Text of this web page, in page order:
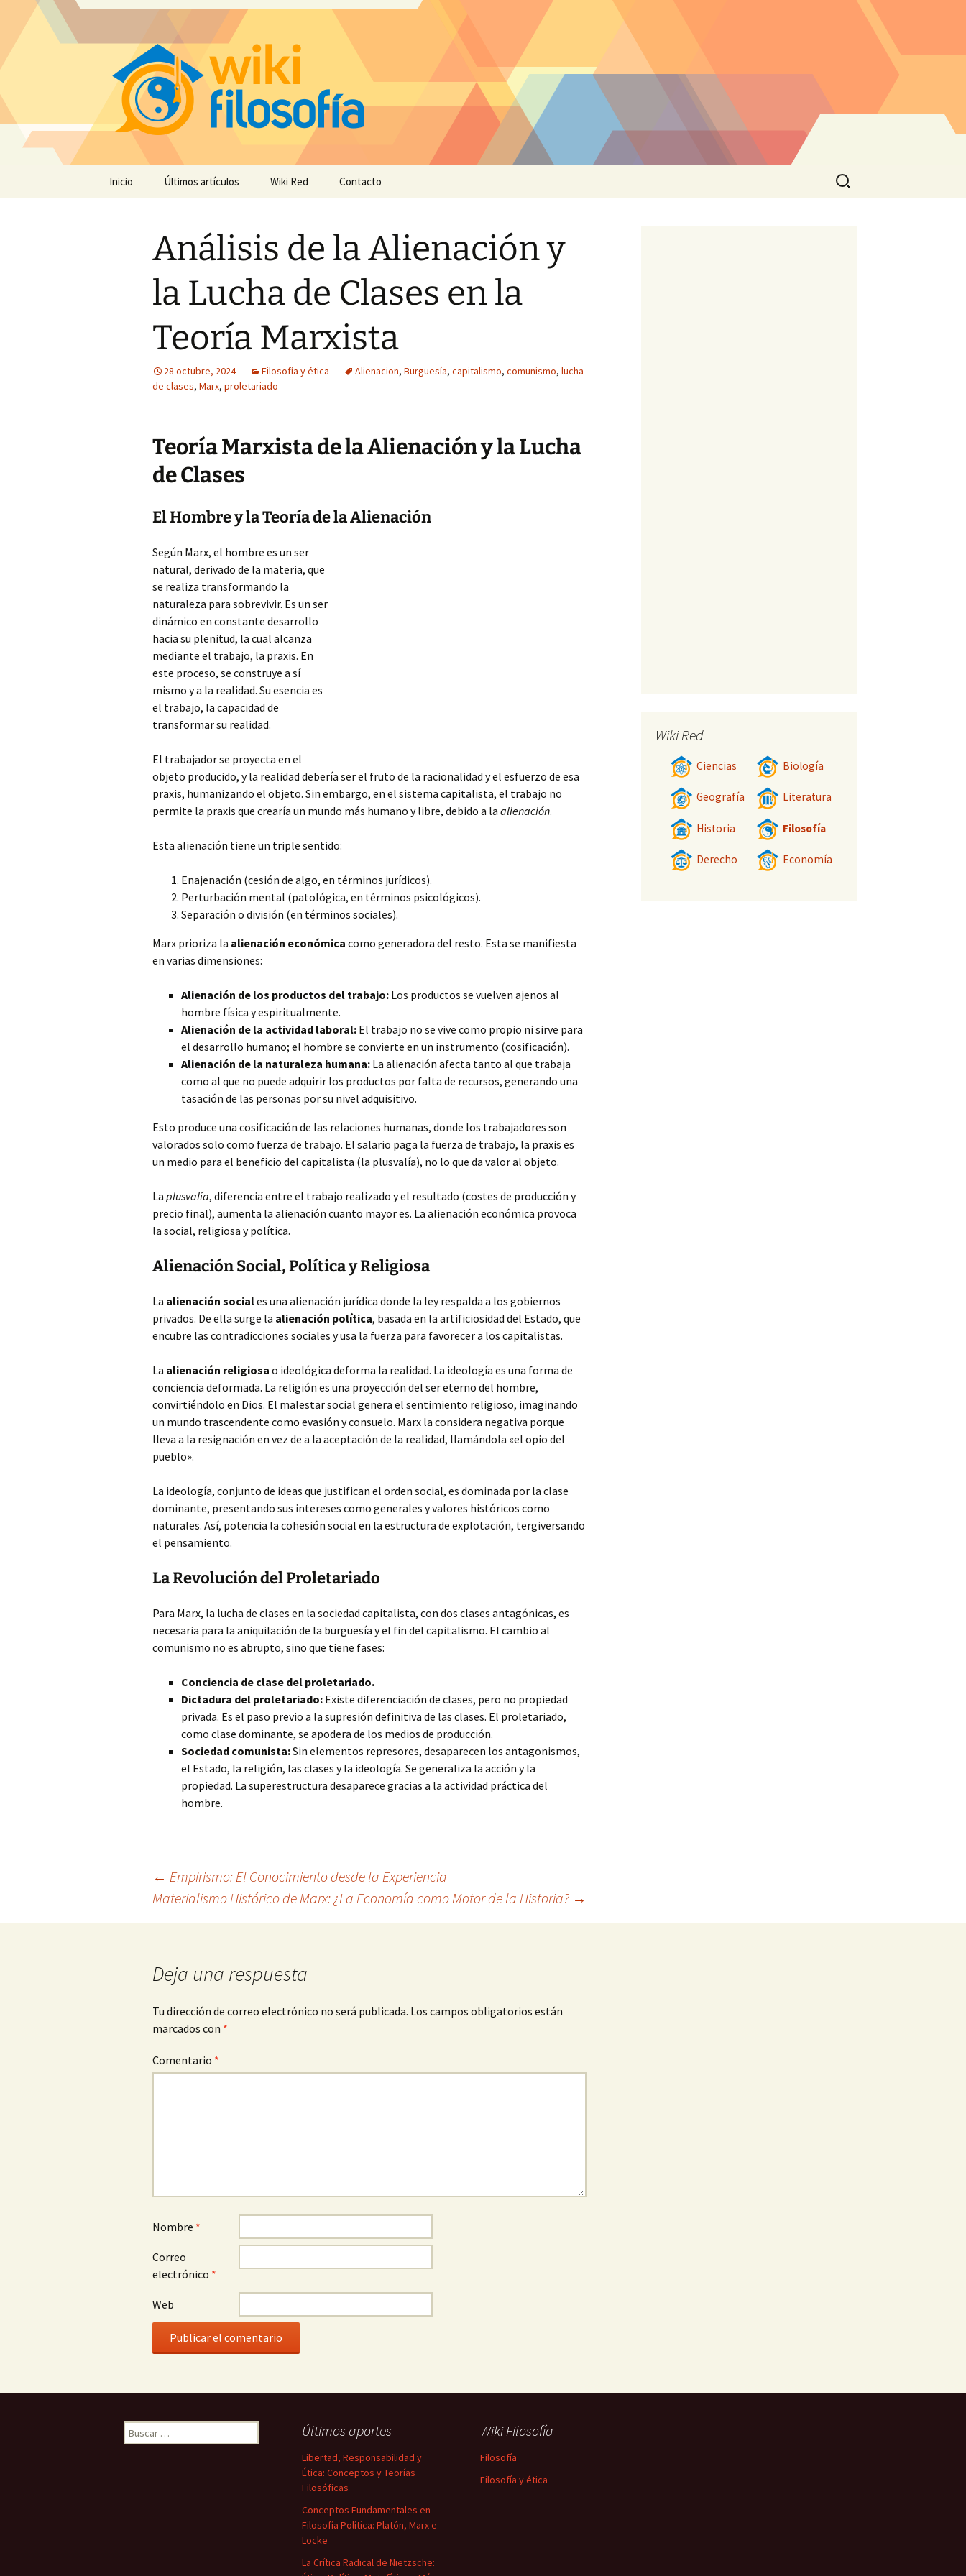
Inicio Últimos artículos Wiki Red Contacto
Buscar:
Análisis de la Alienación y
la Lucha de Clases en la
Teoría Marxista
28 octubre, 2024 Filosofía y ética Alienacion, Burguesía, capitalismo, comunismo, lucha
de clases, Marx, proletariado
Teoría Marxista de la Alienación y la Lucha
de Clases
El Hombre y la Teoría de la Alienación
Según Marx, el hombre es un ser
natural, derivado de la materia, que
se realiza transformando la
naturaleza para sobrevivir. Es un ser
dinámico en constante desarrollo
hacia su plenitud, la cual alcanza
mediante el trabajo, la praxis. En
este proceso, se construye a sí
mismo y a la realidad. Su esencia es
el trabajo, la capacidad de
transformar su realidad.
El trabajador se proyecta en el
objeto producido, y la realidad debería ser el fruto de la racionalidad y el esfuerzo de esa
praxis, humanizando el objeto. Sin embargo, en el sistema capitalista, el trabajo no
permite la praxis que crearía un mundo más humano y libre, debido a la alienación.
Esta alienación tiene un triple sentido:
Enajenación (cesión de algo, en términos jurídicos).
Perturbación mental (patológica, en términos psicológicos).
Separación o división (en términos sociales).
Marx prioriza la alienación económica como generadora del resto. Esta se manifiesta
en varias dimensiones:
Alienación de los productos del trabajo: Los productos se vuelven ajenos al
hombre física y espiritualmente.
Alienación de la actividad laboral: El trabajo no se vive como propio ni sirve para
el desarrollo humano; el hombre se convierte en un instrumento (cosificación).
Alienación de la naturaleza humana: La alienación afecta tanto al que trabaja
como al que no puede adquirir los productos por falta de recursos, generando una
tasación de las personas por su nivel adquisitivo.
Esto produce una cosificación de las relaciones humanas, donde los trabajadores son
valorados solo como fuerza de trabajo. El salario paga la fuerza de trabajo, la praxis es
un medio para el beneficio del capitalista (la plusvalía), no lo que da valor al objeto.
La plusvalía, diferencia entre el trabajo realizado y el resultado (costes de producción y
precio final), aumenta la alienación cuanto mayor es. La alienación económica provoca
la social, religiosa y política.
Alienación Social, Política y Religiosa
La alienación sociales una alienación jurídica donde la ley respalda a los gobiernos
privados. De ella surge la alienación política, basada en la artificiosidad del Estado, que
encubre las contradicciones sociales y usa la fuerza para favorecer a los capitalistas.
La alienación religiosa o ideológica deforma la realidad. La ideología es una forma de
conciencia deformada. La religión es una proyección del ser eterno del hombre,
convirtiéndolo en Dios. El malestar social genera el sentimiento religioso, imaginando
un mundo trascendente como evasión y consuelo. Marx la considera negativa porque
lleva a la resignación en vez de a la aceptación de la realidad, llamándola «el opio del
pueblo».
La ideología, conjunto de ideas que justifican el orden social, es dominada por la clase
dominante, presentando sus intereses como generales y valores históricos como
naturales. Así, potencia la cohesión social en la estructura de explotación, tergiversando
el pensamiento.
La Revolución del Proletariado
Para Marx, la lucha de clases en la sociedad capitalista, con dos clases antagónicas, es
necesaria para la aniquilación de la burguesía y el fin del capitalismo. El cambio al
comunismo no es abrupto, sino que tiene fases:
Conciencia de clase del proletariado.
Dictadura del proletariado: Existe diferenciación de clases, pero no propiedad
privada. Es el paso previo a la supresión definitiva de las clases. El proletariado,
como clase dominante, se apodera de los medios de producción.
Sociedad comunista:Sin elementos represores, desaparecen los antagonismos,
el Estado, la religión, las clases y la ideología. Se generaliza la acción y la
propiedad. La superestructura desaparece gracias a la actividad práctica del
hombre.
Navegación
de
← Empirismo: El Conocimiento desde la Experiencia
Materialismo Histórico de Marx: ¿La Economía como Motor de la Historia? →
Deja una respuesta
Tu dirección de correo electrónico no será publicada. Los campos obligatorios están
marcados con *
Comentario *
Nombre *
Correo
electrónico *
Web
Wiki Red
Ciencias Biología
Geografía Literatura
Historia Filosofía
Derecho Economía
Buscar: Últimos aportes
Libertad, Responsabilidad y
Ética: Conceptos y Teorías
Filosóficas
Conceptos Fundamentales en
Filosofía Política: Platón, Marx e
Locke
La Crítica Radical de Nietzsche:
Wiki Filosofía
Filosofía
Filosofía y ética